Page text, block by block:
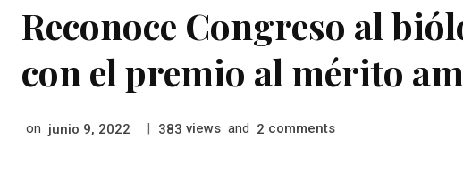
Reconoce Congreso al
con el premio al mérito
on junio 9, 2022 383 views and 2 comments